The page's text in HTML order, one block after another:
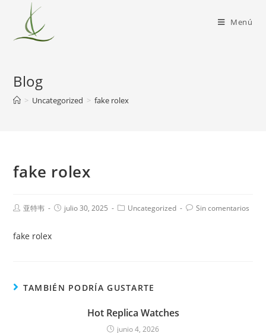
Menú
Blog
> Uncategorized > fake rolex
fake rolex
亚特韦 julio 30, 2025 Uncategorized Sin comentarios
fake rolex
TAMBIÉN PODRÍA GUSTARTE
Hot Replica Watches
junio 4, 2026